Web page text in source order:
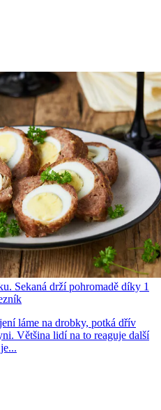
Sekaná drží pohromadě díky 1
láme na drobky, potká dřív
Většina lidí na to reaguje další